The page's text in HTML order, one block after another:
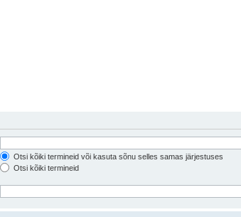
Otsi kõiki termineid või kasuta sõnu selles samas järjestuses
Otsi kõiki termineid